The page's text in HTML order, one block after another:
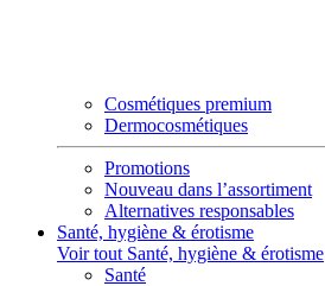
Cosmétiques premium
Dermocosmétiques
Promotions
Nouveau dans l’assortiment
Alternatives responsables
Santé, hygiène & érotisme
Voir tout Santé, hygiène & érotisme
Santé